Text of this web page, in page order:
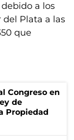
a los
del Plata a las
que
Congreso en
de
Propiedad